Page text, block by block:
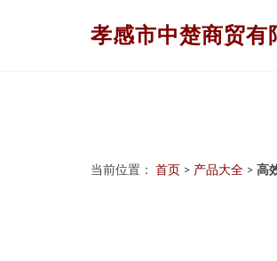
孝感市中楚商贸有
当前位置： 首页 > 产品大全 > 高